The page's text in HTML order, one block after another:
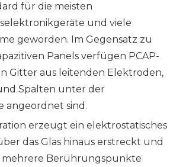
für die meisten
und viele
geworden. Im Gegensatz zu
Panels verfügen PCAP-
Gitter aus leitenden Elektroden,
Spalten unter der
angeordnet sind.
erzeugt ein elektrostatisches
das Glas hinaus erstreckt und
mehrere Berührungspunkte